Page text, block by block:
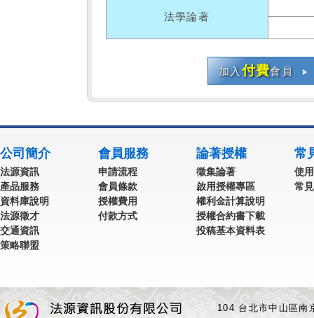
法學論著
加入付費會員
公司簡介
法源資訊
產品服務
資料庫說明
法源徵才
交通資訊
策略聯盟
會員服務
申請流程
會員條款
授權費用
付款方式
論著授權
徵集論著
啟用授權專區
權利金計算說明
授權合約書下載
投稿基本資料表
常
使
常
104 台北市中山區